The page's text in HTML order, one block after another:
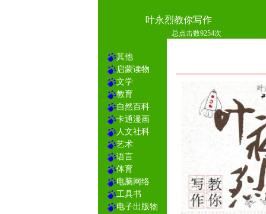
叶永烈教你写作
总点击数9254次
其他
启蒙读物
文学
教育
自然百科
卡通漫画
人文社科
艺术
语言
体育
电脑网络
工具书
电子出版物